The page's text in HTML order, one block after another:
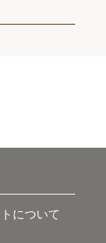
について